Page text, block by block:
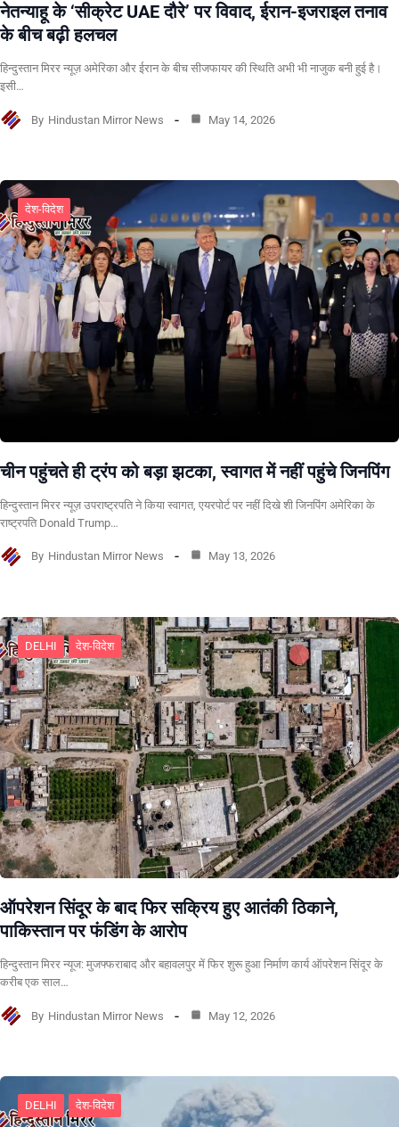
नेतन्याहू के ‘सीक्रेट UAE दौरे’ पर विवाद, ईरान-इजराइल तनाव
के बीच बढ़ी हलचल
हिन्दुस्तान मिरर न्यूज़ अमेरिका और ईरान के बीच सीजफायर की स्थिति अभी भी नाजुक बनी हुई है।
इसी…
By Hindustan Mirror News May 14, 2026
देश-विदेश
चीन पहुंचते ही ट्रंप को बड़ा झटका, स्वागत में नहीं पहुंचे जिनपिंग
हिन्दुस्तान मिरर न्यूज़ उपराष्ट्रपति ने किया स्वागत, एयरपोर्ट पर नहीं दिखे शी जिनपिंग अमेरिका के
राष्ट्रपति Donald Trump…
By Hindustan Mirror News May 13, 2026
DELHI देश-विदेश
ऑपरेशन सिंदूर के बाद फिर सक्रिय हुए आतंकी ठिकाने,
पाकिस्तान पर फंडिंग के आरोप
हिन्दुस्तान मिरर न्यूज: मुजफ्फराबाद और बहावलपुर में फिर शुरू हुआ निर्माण कार्य ऑपरेशन सिंदूर के
करीब एक साल…
By Hindustan Mirror News May 12, 2026
DELHI देश-विदेश